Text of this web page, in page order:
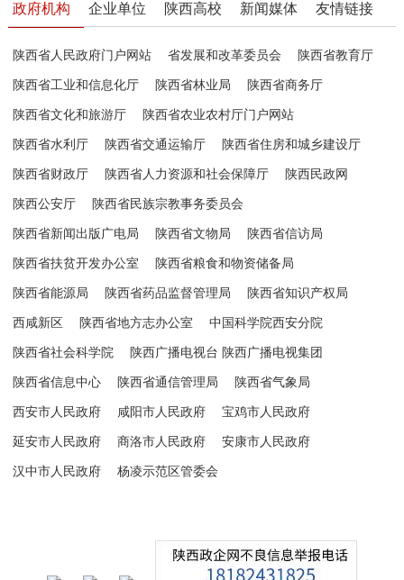
政府机构 企业单位 陕西高校 新闻媒体 友情链接
陕西省人民政府门户网站 省发展和改革委员会 陕西省教育厅
陕西省工业和信息化厅 陕西省林业局 陕西省商务厅
陕西省文化和旅游厅 陕西省农业农村厅门户网站
陕西省水利厅 陕西省交通运输厅 陕西省住房和城乡建设厅
陕西省财政厅 陕西省人力资源和社会保障厅 陕西民政网
陕西公安厅 陕西省民族宗教事务委员会
陕西省新闻出版广电局 陕西省文物局 陕西省信访局
陕西省扶贫开发办公室 陕西省粮食和物资储备局
陕西省能源局 陕西省药品监督管理局 陕西省知识产权局
西咸新区 陕西省地方志办公室 中国科学院西安分院
陕西省社会科学院 陕西广播电视台 陕西广播电视集团
陕西省信息中心 陕西省通信管理局 陕西省气象局
西安市人民政府 咸阳市人民政府 宝鸡市人民政府
延安市人民政府 商洛市人民政府 安康市人民政府
汉中市人民政府 杨凌示范区管委会